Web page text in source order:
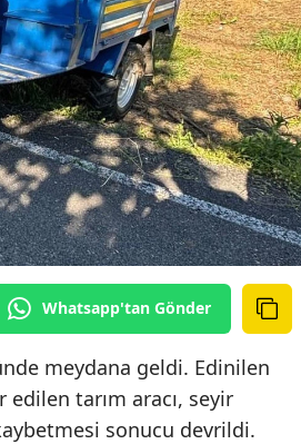
Whatsapp'tan Gönder
meydana geldi. Edinilen
tarım aracı, seyir
sonucu devrildi.